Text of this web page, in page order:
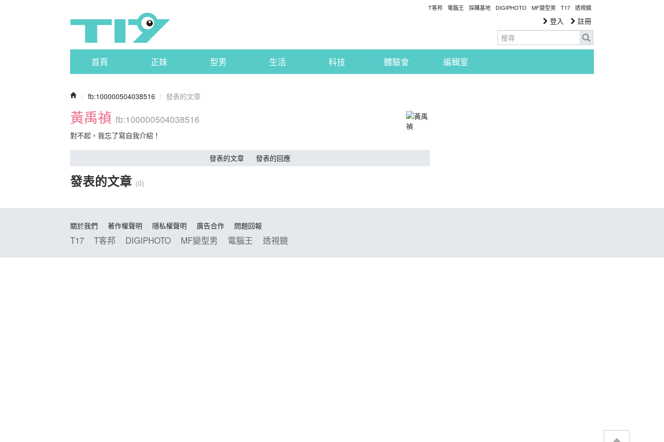
T客邦 電腦王 採購基地 DIGIPHOTO MF變型男 T17 透視鏡
登入 註冊
首頁 正妹 型男 生活 科技 體驗會 編輯室
/ fb:100000504038516 / 發表的文章
黃禹禎 fb:100000504038516
對不起，我忘了寫自我介紹！
發表的文章 發表的回應
發表的文章 (0)
關於我們 著作權聲明 隱私權聲明 廣告合作 問題回報
T17 T客邦 DIGIPHOTO MF變型男 電腦王 透視鏡